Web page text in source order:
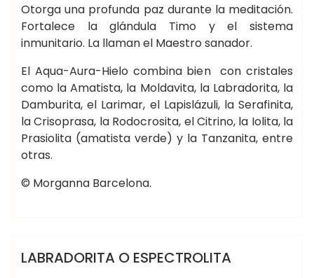
Otorga una profunda paz durante la meditación.
Fortalece la glándula Timo y el sistema
inmunitario. La llaman el Maestro sanador.
El Aqua-Aura-Hielo combina bien con cristales
como la Amatista, la Moldavita, la Labradorita, la
Damburita, el Larimar, el Lapislázuli, la Serafinita,
la Crisoprasa, la Rodocrosita, el Citrino, la Iolita, la
Prasiolita (amatista verde) y la Tanzanita, entre
otras.
© Morganna Barcelona.
MINERALES
LABRADORITA O ESPECTROLITA